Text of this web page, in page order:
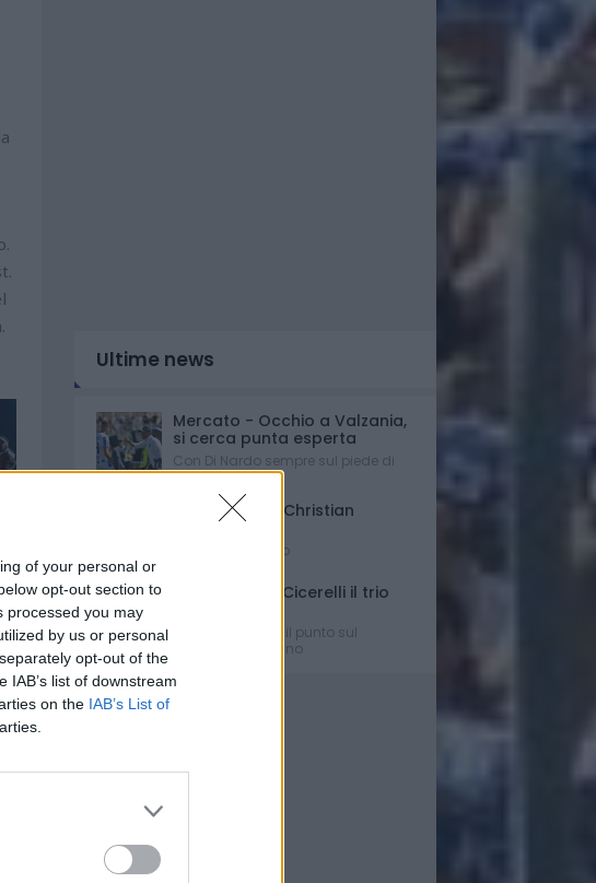
of your personal or
opt-out section to
processed you may
by us or personal
opt-out of the
list of downstream
on the IAB’s List of
Ultime news
Mercato - Occhio a Valzania,
si cerca punta esperta
Con Di Nardo sempre sul piede di
partenza...
Triennale per Christian
D'Errico
Contratto firmato
Russo-Parigi-Cicerelli il trio
Ipotesi e rumors: il punto sul
mercato del Delfino